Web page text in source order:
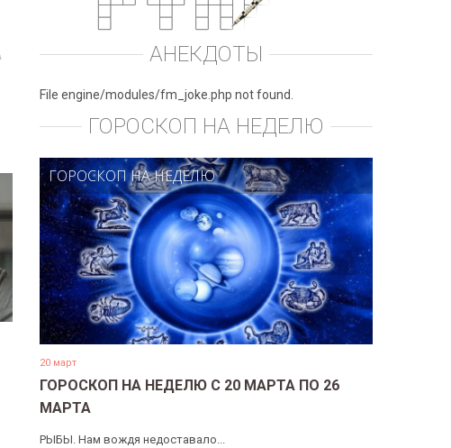
АНЕКДОТЫ
File engine/modules/fm_joke.php not found.
ГОРОСКОП НА НЕДЕЛЮ
ГОРОСКОП НА НЕДЕЛЮ
20 март
ГОРОСКОП НА НЕДЕЛЮ С 20 МАРТА ПО 26
МАРТА
РЫБЫ. Нам вождя недоставало...